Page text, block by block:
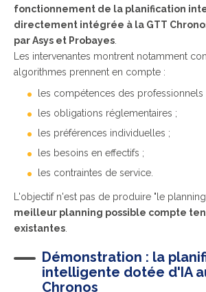
fonctionnement de la planification
directement intégrée à la GTT
parAsys et Probayes
Les intervenantes montrent notamment
algorithmes prennent en compte :
les compétences des professionnels
les obligations réglementaires ;
les préférences individuelles ;
les besoins en effectifs ;
les contraintes de service.
L'objectif n'est pas de produire "le
meilleur planning possible compte
existantes
Démonstration : la
intelligente dotée d'IA
Chronos